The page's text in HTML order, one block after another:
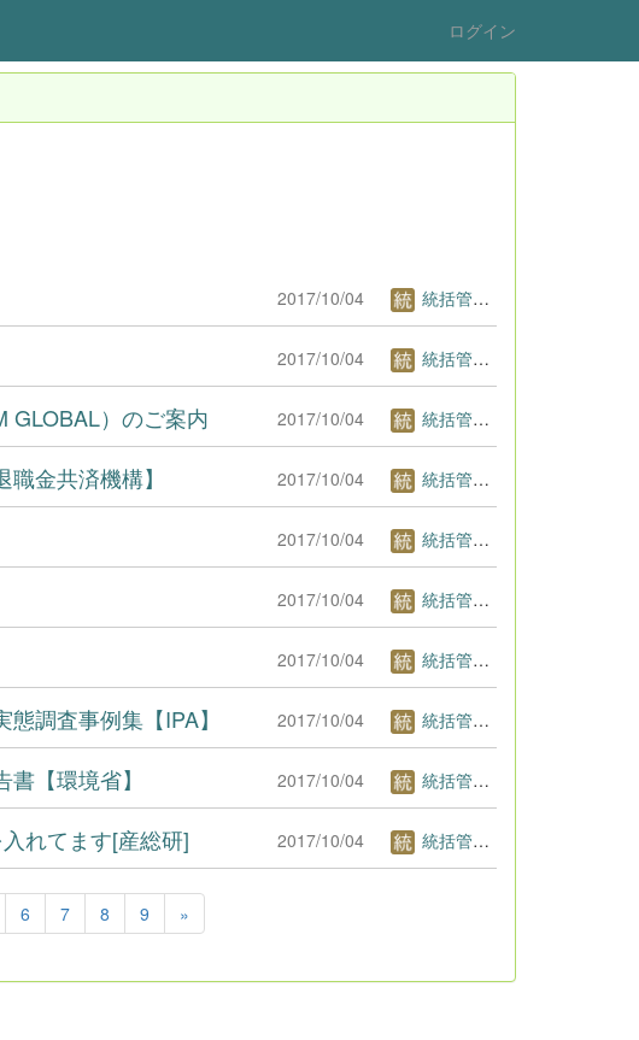
ログイン
2017/10/04 統括管理者1
2017/10/04 統括管理者1
GLOBAL）のご案内 2017/10/04 統括管理者1
金共済機構】 2017/10/04 統括管理者1
2017/10/04 統括管理者1
2017/10/04 統括管理者1
2017/10/04 統括管理者1
調査事例集【IPA】 2017/10/04 統括管理者1
【環境省】 2017/10/04 統括管理者1
れてます[産総研] 2017/10/04 統括管理者1
6 7 8 9 »